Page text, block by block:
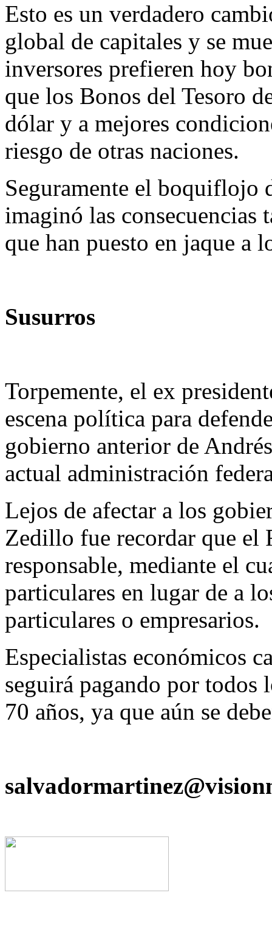
Esto es un verdadero
global de capitales y se
inversores prefieren hoy
que los Bonos del Tesoro
dólar y a mejores
riesgo de otras naciones.
Seguramente el boquiflojo
imaginó las consecuencias
que han puesto en jaque a
Susurros
Torpemente, el ex
escena política para
gobierno anterior de
actual administración
Lejos de afectar a los
Zedillo fue recordar que el
responsable, mediante el
particulares en lugar de a
particulares o empresarios.
Especialistas económicos
seguirá pagando por
70 años, ya que aún se